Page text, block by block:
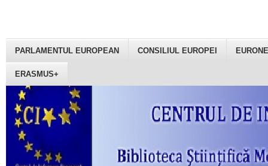
PARLAMENTUL EUROPEAN CONSILIUL EUROPEI
ERASMUS+